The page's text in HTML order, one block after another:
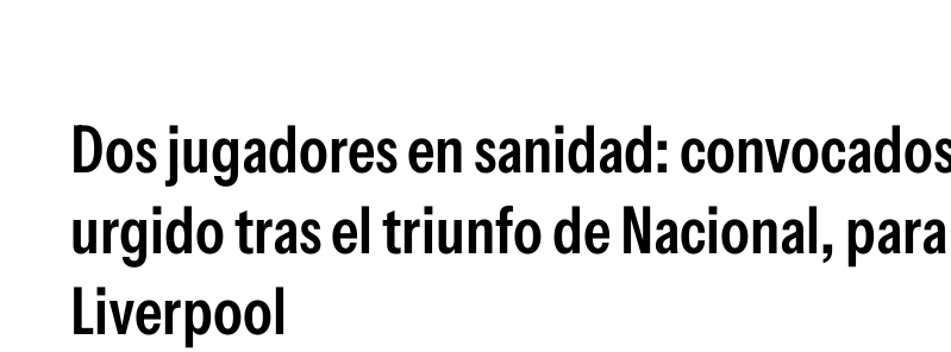
Dos jugadores en sanidad:
urgido tras el triunfo de Nacional,
Liverpool